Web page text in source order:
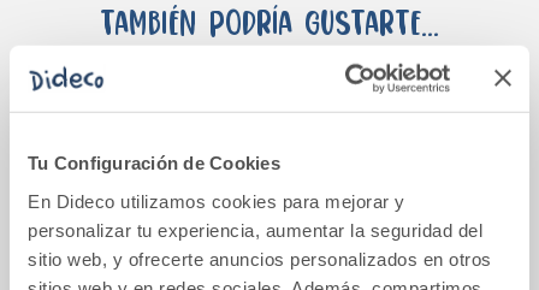
Tu Configuración de Cookies
En Dideco utilizamos cookies para mejorar y
personalizar tu experiencia, aumentar la seguridad del
sitio web, y ofrecerte anuncios personalizados en otros
También podría gustarte...